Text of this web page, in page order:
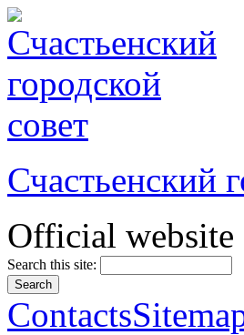
Счастьенский
Official website
Search this site:
Contacts